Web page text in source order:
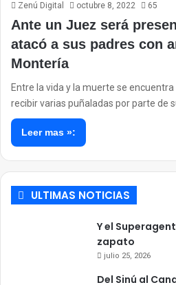
Zenú Digital octubre 8, 2022 65
Ante un Juez será
atacó a sus padres con
Montería
Entre la vida y la muerte se
recibir varias puñaladas por parte de
Leer mas »:
ULTIMAS NOTICIAS
Y el
zapato
julio 25, 2026
Del Sinú al